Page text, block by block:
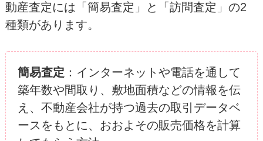
動産査定には「簡易査定」と「訪問査定」の2
種類があります。
簡易査定 ：インターネットや電話を通して
築年数や間取り、敷地面積などの情報を伝
え、不動産会社が持つ過去の取引データベ
ースをもとに、おおよその販売価格を計算